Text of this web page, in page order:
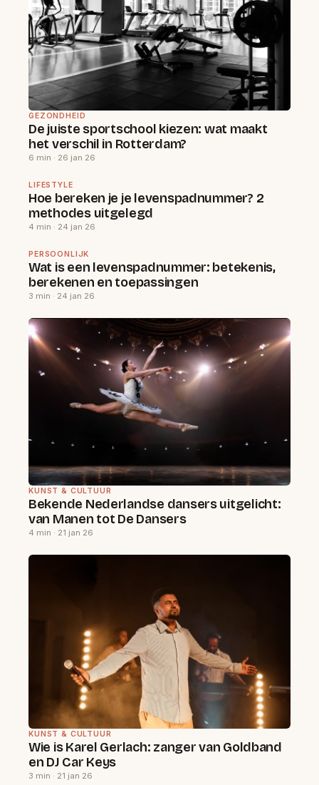
GEZONDHEID
De juiste sportschool kiezen: wat maakt
het verschil in Rotterdam?
6 min · 26 jan 26
LIFESTYLE
Hoe bereken je je levenspadnummer? 2
methodes uitgelegd
4 min · 24 jan 26
PERSOONLIJK
Wat is een levenspadnummer: betekenis,
berekenen en toepassingen
3 min · 24 jan 26
KUNST & CULTUUR
Bekende Nederlandse dansers uitgelicht:
van Manen tot De Dansers
4 min · 21 jan 26
KUNST & CULTUUR
Wie is Karel Gerlach: zanger van Goldband
en DJ Car Keys
3 min · 21 jan 26